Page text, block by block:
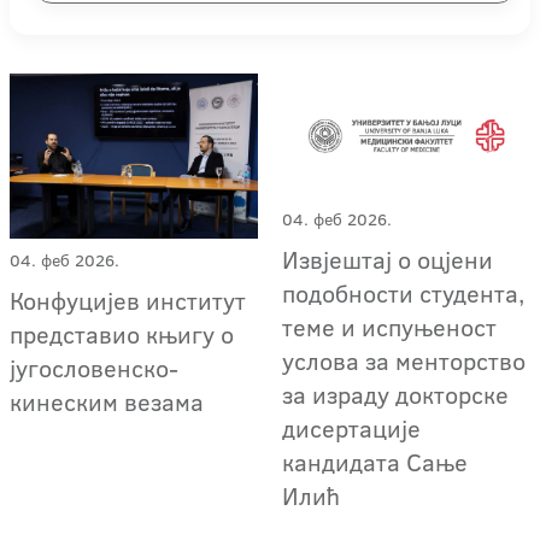
04. феб 2026.
Конфуцијев институт
представио књигу о
југословенско-
кинеским везама
04. феб 2026.
Извјештај о оцјени
подобности студента,
теме и испуњеност
услова за менторство
за израду докторске
дисертације
кандидата Сање
Илић